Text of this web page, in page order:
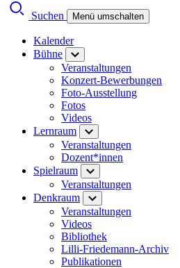
Suchen Menü umschalten
Kalender
Bühne
Veranstaltungen
Konzert-Bewerbungen
Foto-Ausstellung
Fotos
Videos
Lernraum
Veranstaltungen
Dozent*innen
Spielraum
Veranstaltungen
Denkraum
Veranstaltungen
Videos
Bibliothek
Lilli-Friedemann-Archiv
Publikationen